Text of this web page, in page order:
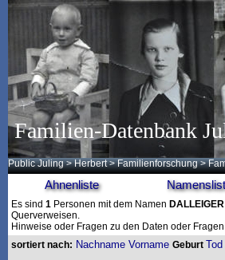
Familien-Datenbank
Public Juling >Herbert >Familienforschung >
Ahnenliste
Es sind 1 Personen mit dem Namen DALLEIGER
Querverweisen.
Hinweise oder Fragen zu den Daten oder
sortiert nach: Nachname Vorname Geburt Tod